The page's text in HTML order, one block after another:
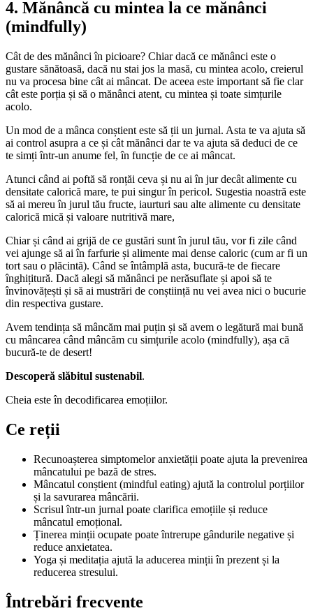
4. Mănâncă cu mintea la ce mănânci
(mindfully)
Cât de des mănânci în picioare? Chiar dacă ce mănânci este o
gustare sănătoasă, dacă nu stai jos la masă, cu mintea acolo, creierul
nu va procesa bine cât ai mâncat. De aceea este important să fie clar
cât este porția și să o mănânci atent, cu mintea și toate simțurile
acolo.
Un mod de a mânca conștient este să ții un jurnal. Asta te va ajuta să
ai control asupra a ce și cât mănânci dar te va ajuta să deduci de ce
te simți într-un anume fel, în funcție de ce ai mâncat.
Atunci când ai poftă să ronțăi ceva și nu ai în jur decât alimente cu
densitate calorică mare, te pui singur în pericol. Sugestia noastră este
să ai mereu în jurul tău fructe, iaurturi sau alte alimente cu densitate
calorică mică și valoare nutritivă mare,
Chiar și când ai grijă de ce gustări sunt în jurul tău, vor fi zile când
vei ajunge să ai în farfurie și alimente mai dense caloric (cum ar fi un
tort sau o plăcintă). Când se întâmplă asta, bucură-te de fiecare
înghițitură. Dacă alegi să mănânci pe nerăsuflate și apoi să te
învinovățești și să ai mustrări de conștiință nu vei avea nici o bucurie
din respectiva gustare.
Avem tendința să mâncăm mai puțin și să avem o legătură mai bună
cu mâncarea când mâncăm cu simțurile acolo (mindfully), așa că
bucură-te de desert!
Descoperă slăbitul sustenabil.
Cheia este în decodificarea emoțiilor.
Ce reții
Recunoașterea simptomelor anxietății poate ajuta la prevenirea
mâncatului pe bază de stres.
Mâncatul conștient (mindful eating) ajută la controlul porțiilor
și la savurarea mâncării.
Scrisul într-un jurnal poate clarifica emoțiile și reduce
mâncatul emoțional.
Ținerea minții ocupate poate întrerupe gândurile negative și
reduce anxietatea.
Yoga și meditația ajută la aducerea minții în prezent și la
reducerea stresului.
Întrebări frecvente